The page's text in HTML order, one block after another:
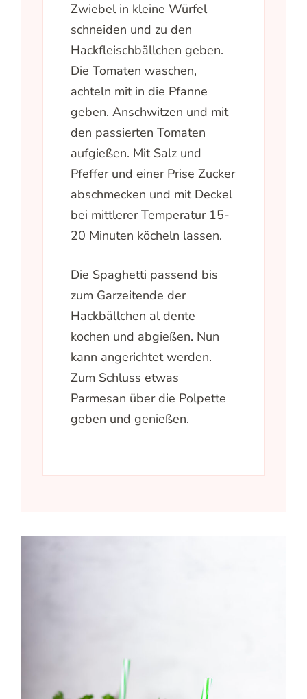
Zwiebel in kleine Würfel
schneiden und zu den
Hackfleischbällchen geben.
Die Tomaten waschen,
achteln mit in die Pfanne
geben. Anschwitzen und mit
den passierten Tomaten
aufgießen. Mit Salz und
Pfeffer und einer Prise Zucker
abschmecken und mit Deckel
bei mittlerer Temperatur 15-
20 Minuten köcheln lassen.
Die Spaghetti passend bis
zum Garzeitende der
Hackbällchen al dente
kochen und abgießen. Nun
kann angerichtet werden.
Zum Schluss etwas
Parmesan über die Polpette
geben und genießen.